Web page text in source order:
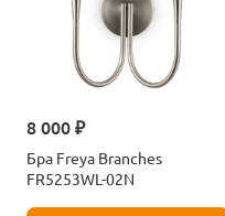
8 000 ₽
Бра Freya Branches
FR5253WL-02N